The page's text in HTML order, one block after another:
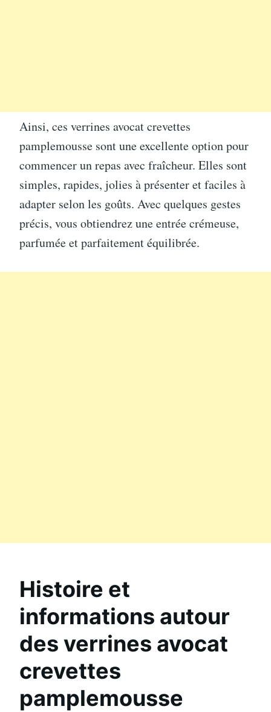
Ainsi, ces verrines avocat crevettes
pamplemousse sont une excellente option pour
commencer un repas avec fraîcheur. Elles sont
simples, rapides, jolies à présenter et faciles à
adapter selon les goûts. Avec quelques gestes
précis, vous obtiendrez une entrée crémeuse,
parfumée et parfaitement équilibrée.
Histoire et
informations autour
des verrines avocat
crevettes
pamplemousse